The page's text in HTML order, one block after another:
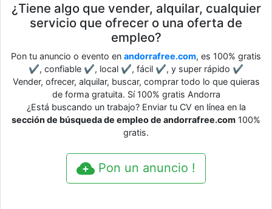
¿Tiene algo que vender, alquilar, cualquier
servicio que ofrecer o una oferta de
empleo?
Pon tu anuncio o evento en andorrafree.com, es 100% gratis
✔, confiable ✔, local ✔, fácil ✔, y super rápido ✔
Vender, ofrecer, alquilar, buscar, comprar todo lo que quieras
de forma gratuita. Sí 100% gratis Andorra
¿Está buscando un trabajo? Enviar tu CV en línea en la
sección de búsqueda de empleo de andorrafree.com 100%
gratis.
Pon un anuncio !